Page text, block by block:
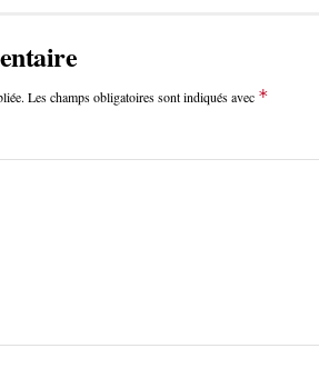
Les champs obligatoires sont indiqués avec *